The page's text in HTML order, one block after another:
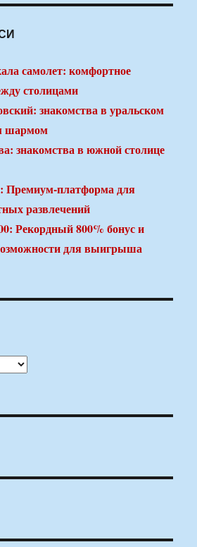
самолет: комфортное
столицами
знакомства в уральском
шармом
знакомства в южной столице
Премиум-платформа для
развлечений
Рекордный 800% бонус и
для выигрыша